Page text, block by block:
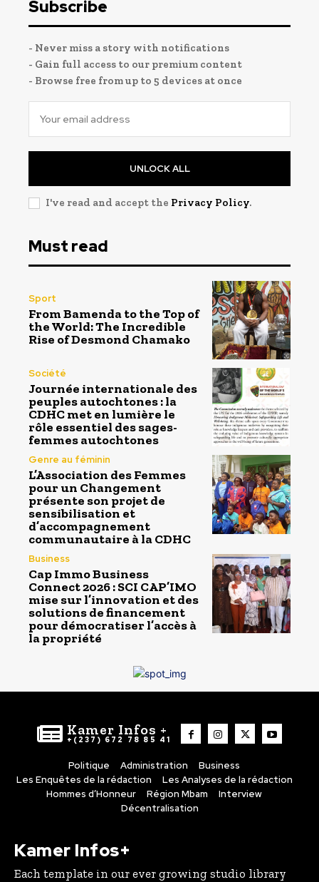
Subscribe
- Never miss a story with notifications
- Gain full access to our premium content
- Browse free from up to 5 devices at once
UNLOCK ALL
I've read and accept the Privacy Policy.
Must read
Sport
From Bamenda to the Top of
the World: The Incredible
Rise of Desmond Chamako
Société
Journée internationale des
peuples autochtones : la
CDHC met en lumière le
rôle essentiel des sages-
femmes autochtones
Genre au féminin
L’Association des Femmes
pour un Changement
présente son projet de
sensibilisation et
d’accompagnement
communautaire à la CDHC
Business
Cap Immo Business
Connect 2026 : SCI CAP’IMO
mise sur l’innovation et des
solutions de financement
pour démocratiser l’accès à
la propriété
Kamer Infos +
+(237) 672 78 85 41
Politique Administration
Business
Les Enquêtes de la rédaction
Les Analyses de la rédaction
Hommes d’Honneur
Région Mbam
Interview
Décentralisation
Kamer Infos+
Each template in our ever growing studio library